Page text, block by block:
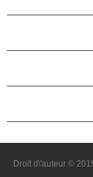
Droit d\'auteur ©